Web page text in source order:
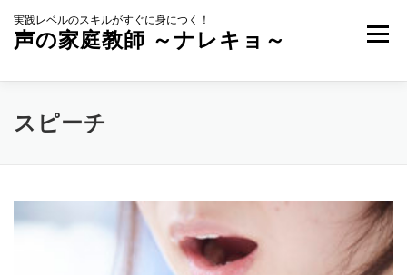
ツ
実践レベルのスキルがすぐに身につく！
声の家庭教師 ～ナレキョ～ メニュー
ジャンルから探す
スピーチ